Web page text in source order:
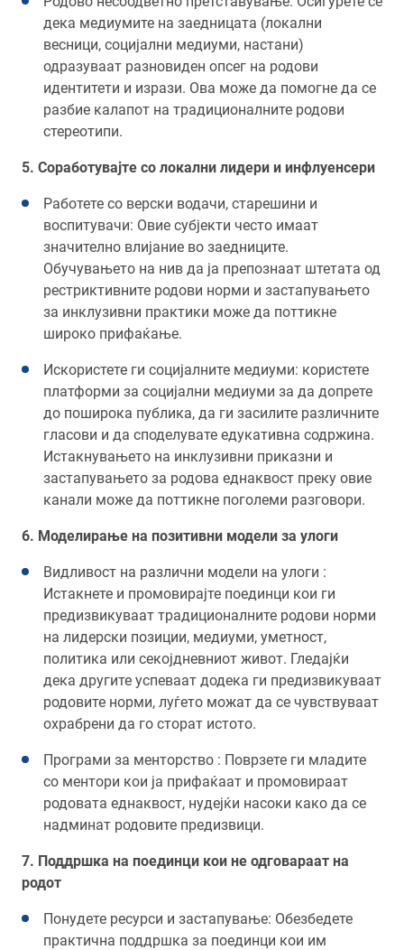
дека медиумите на заедницата (локални
весници, социјални медиуми, настани)
одразуваат разновиден опсег на родови
идентитети и изрази. Ова може да помогне да се
разбие калапот на традиционалните родови
стереотипи.
5. Соработувајте со локални лидери и инфлуенсери
Работете со верски водачи, старешини и
воспитувачи: Овие субјекти често имаат
значително влијание во заедниците.
Обучувањето на нив да ја препознаат штетата од
рестриктивните родови норми и застапувањето
за инклузивни практики може да поттикне
широко прифаќање.
Искористете ги социјалните медиуми: користете
платформи за социјални медиуми за да допрете
до поширока публика, да ги засилите различните
гласови и да споделувате едукативна содржина.
Истакнувањето на инклузивни приказни и
застапувањето за родова еднаквост преку овие
канали може да поттикне поголеми разговори.
6. Моделирање на позитивни модели за улоги
Видливост на различни модели на улоги :
Истакнете и промовирајте поединци кои ги
предизвикуваат традиционалните родови норми
на лидерски позиции, медиуми, уметност,
политика или секојдневниот живот. Гледајќи
дека другите успеваат додека ги предизвикуваат
родовите норми, луѓето можат да се чувствуваат
охрабрени да го сторат истото.
Програми за менторство : Поврзете ги младите
со ментори кои ја прифаќаат и промовираат
родовата еднаквост, нудејќи насоки како да се
надминат родовите предизвици.
7. Поддршка на поединци кои не одговараат на
родот
Понудете ресурси и застапување: Обезбедете
практична поддршка за поединци кои им